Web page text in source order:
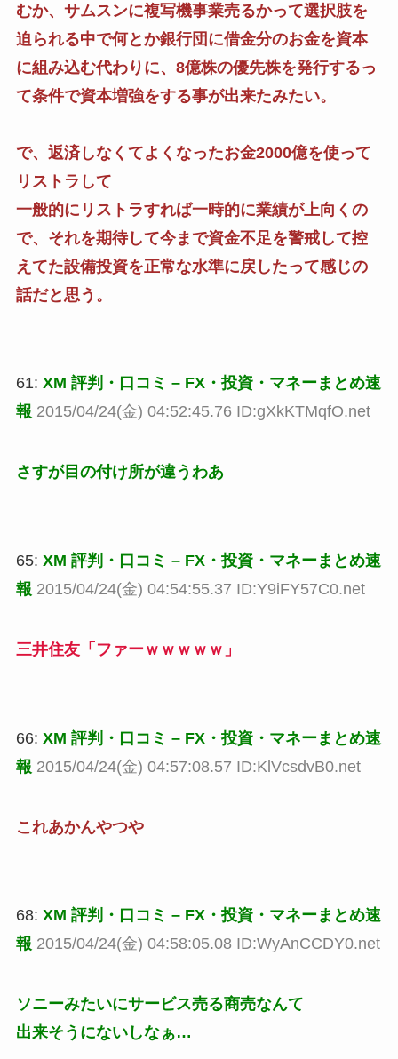
むか、サムスンに複写機事業売るかって選択肢を
迫られる中で何とか銀行団に借金分のお金を資本
に組み込む代わりに、8億株の優先株を発行するっ
て条件で資本増強をする事が出来たみたい。
で、返済しなくてよくなったお金2000億を使って
リストラして
一般的にリストラすれば一時的に業績が上向くの
で、それを期待して今まで資金不足を警戒して控
えてた設備投資を正常な水準に戻したって感じの
話だと思う。
61: XM 評判・口コミ – FX・投資・マネーまとめ速
報 2015/04/24(金) 04:52:45.76 ID:gXkKTMqfO.net
さすが目の付け所が違うわあ
65: XM 評判・口コミ – FX・投資・マネーまとめ速
報 2015/04/24(金) 04:54:55.37 ID:Y9iFY57C0.net
三井住友「ファーｗｗｗｗｗ」
66: XM 評判・口コミ – FX・投資・マネーまとめ速
報 2015/04/24(金) 04:57:08.57 ID:KlVcsdvB0.net
これあかんやつや
68: XM 評判・口コミ – FX・投資・マネーまとめ速
報 2015/04/24(金) 04:58:05.08 ID:WyAnCCDY0.net
ソニーみたいにサービス売る商売なんて
出来そうにないしなぁ…